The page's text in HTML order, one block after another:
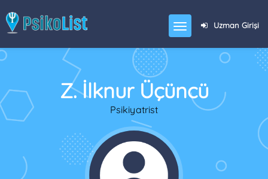
Uzman Girişi
Z. İlknur Üçüncü
Psikiyatrist